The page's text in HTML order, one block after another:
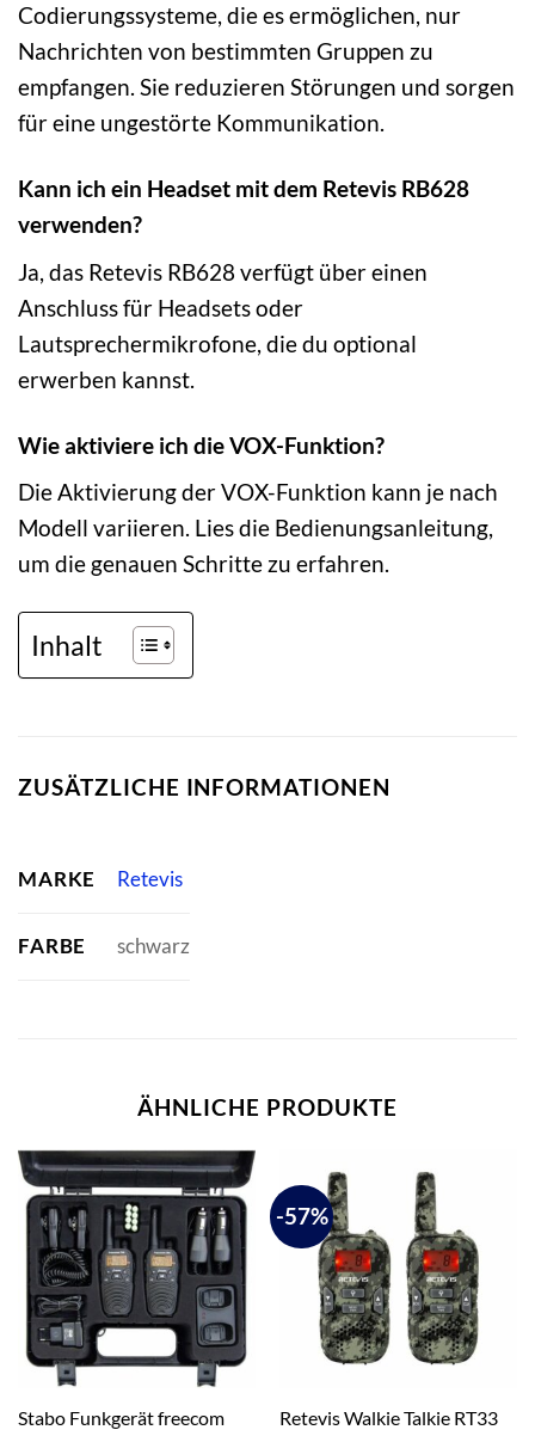
Codierungssysteme, die es ermöglichen, nur
Nachrichten von bestimmten Gruppen zu
empfangen. Sie reduzieren Störungen und sorgen
für eine ungestörte Kommunikation.
Kann ich ein Headset mit dem Retevis RB628
verwenden?
Ja, das Retevis RB628 verfügt über einen
Anschluss für Headsets oder
Lautsprechermikrofone, die du optional
erwerben kannst.
Wie aktiviere ich die VOX-Funktion?
Die Aktivierung der VOX-Funktion kann je nach
Modell variieren. Lies die Bedienungsanleitung,
um die genauen Schritte zu erfahren.
Inhalt
ZUSÄTZLICHE INFORMATIONEN
MARKE Retevis
FARBE schwarz
ÄHNLICHE PRODUKTE
Stabo Funkgerät freecom
-57%
Retevis Walkie Talkie RT33